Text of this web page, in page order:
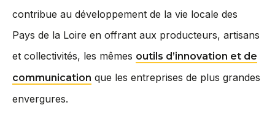
contribue au développement de la vie locale des
Pays de la Loire en offrant aux producteurs, artisans
et collectivités, les mêmes outils d’innovation et de
communication que les entreprises de plus grandes
envergures.